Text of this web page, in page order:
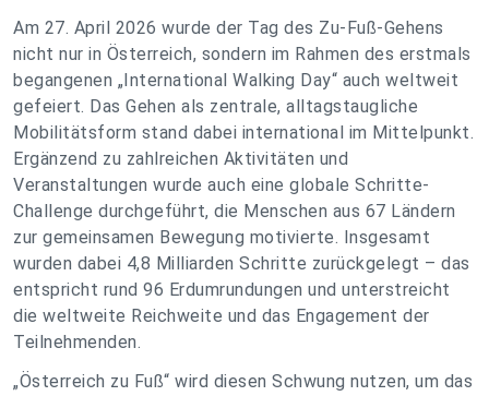
Am 27. April 2026 wurde der Tag des Zu-Fuß-Gehens
nicht nur in Österreich, sondern im Rahmen des erstmals
begangenen „International Walking Day“ auch weltweit
gefeiert. Das Gehen als zentrale, alltagstaugliche
Mobilitätsform stand dabei international im Mittelpunkt.
Ergänzend zu zahlreichen Aktivitäten und
Veranstaltungen wurde auch eine globale Schritte-
Challenge durchgeführt, die Menschen aus 67 Ländern
zur gemeinsamen Bewegung motivierte. Insgesamt
wurden dabei 4,8 Milliarden Schritte zurückgelegt – das
entspricht rund 96 Erdumrundungen und unterstreicht
die weltweite Reichweite und das Engagement der
Teilnehmenden.
„Österreich zu Fuß“ wird diesen Schwung nutzen, um das